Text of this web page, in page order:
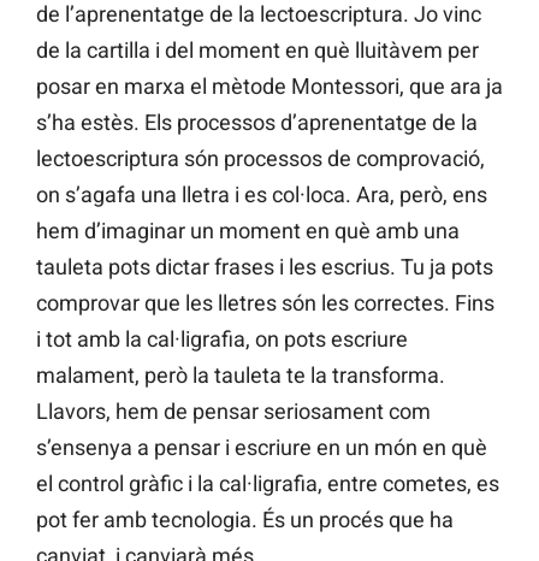
de l’aprenentatge de la lectoescriptura. Jo vinc
de la cartilla i del moment en què lluitàvem per
posar en marxa el mètode Montessori, que ara ja
s’ha estès. Els processos d’aprenentatge de la
lectoescriptura són processos de comprovació,
on s’agafa una lletra i es col·loca. Ara, però, ens
hem d’imaginar un moment en què amb una
tauleta pots dictar frases i les escrius. Tu ja pots
comprovar que les lletres són les correctes. Fins
i tot amb la cal·ligrafia, on pots escriure
malament, però la tauleta te la transforma.
Llavors, hem de pensar seriosament com
s’ensenya a pensar i escriure en un món en què
el control gràfic i la cal·ligrafia, entre cometes, es
pot fer amb tecnologia. És un procés que ha
canviat, i canviarà més.